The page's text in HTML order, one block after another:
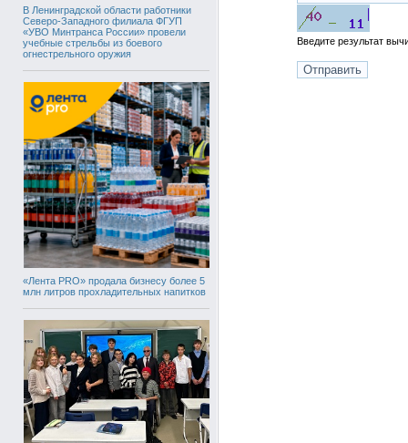
В Ленинградской области работники
Северо-Западного филиала ФГУП
«УВО Минтранса России» провели
учебные стрельбы из боевого
огнестрельного оружия
«Лента PRO» продала бизнесу более 5
млн литров прохладительных напитков
Введите результат